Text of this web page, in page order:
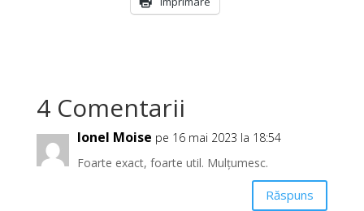
4 Comentarii
Ionel Moise pe 16 mai 2023 la 18:54
Foarte exact, foarte util. Mulțumesc.
Răspuns